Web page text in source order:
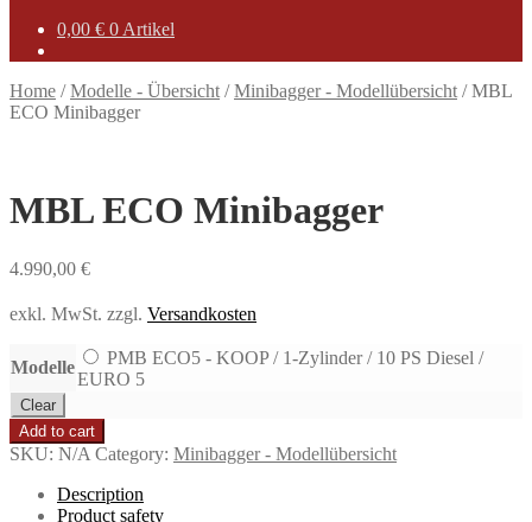
0,00 € 0 Artikel
Home /Modelle - Übersicht /Minibagger - Modellübersicht /MBL
ECO Minibagger
MBL ECO Minibagger
4.990,00 €
exkl. MwSt. zzgl. Versandkosten
Modelle
PMB ECO5 - KOOP / 1-Zylinder / 10 PS Diesel /
EURO 5
Clear
Add to cart
SKU: N/A Category: Minibagger - Modellübersicht
Description
Product safety